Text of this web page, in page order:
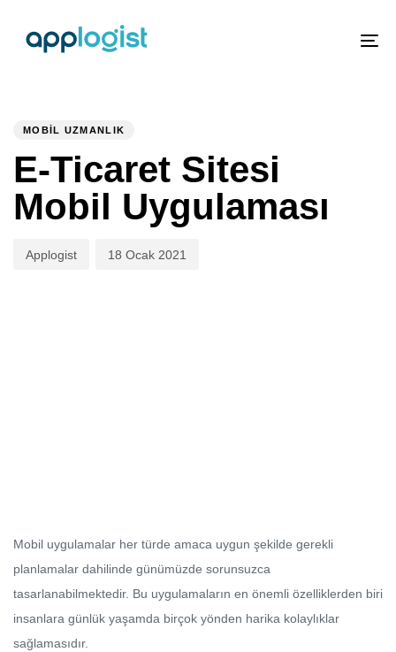
MOBIL UZMANLIK
E-Ticaret Sitesi
Mobil Uygulaması
Applogist 18 Ocak 2021
Mobil uygulamalar her türde amaca uygun şekilde gerekli
planlamalar dahilinde günümüzde sorunsuzca
tasarlanabilmektedir. Bu uygulamaların en önemli özelliklerden biri
insanlara günlük yaşamda birçok yönden harika kolaylıklar
sağlamasıdır.